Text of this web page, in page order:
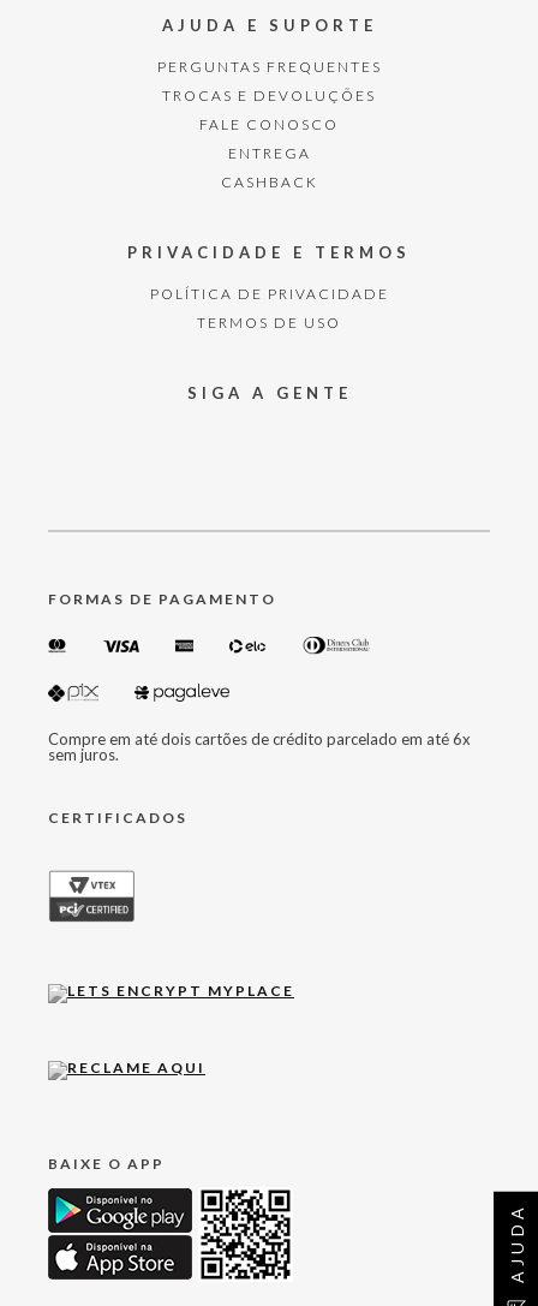
AJUDA
AJUDA E SUPORTE
PERGUNTAS FREQUENTES
TROCAS E DEVOLUÇÕES
FALE CONOSCO
ENTREGA
CASHBACK
PRIVACIDADE E TERMOS
POLÍTICA DE PRIVACIDADE
TERMOS DE USO
SIGA A GENTE
FORMAS DE PAGAMENTO
Compre em até dois cartões de crédito parcelado em até 6x
sem juros.
CERTIFICADOS
BAIXE O APP